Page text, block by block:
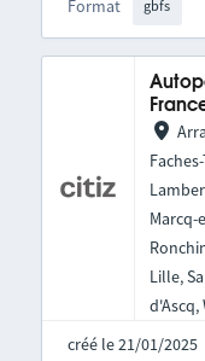
Format gbfs
Lille,
d'Ascq,
créé le 21/01/2025